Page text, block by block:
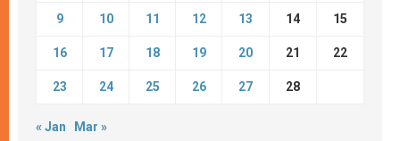
9 10 11 12 13 14 15
16 17 18 19 20 21 22
23 24 25 26 27 28
« Jan Mar »